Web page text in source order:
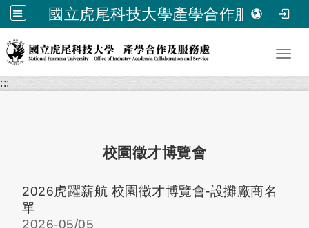
國立虎尾科技大學產學合作服務處
跳到主要內容
:::
校園徵才博覽會
2026虎躍薪航 校園徵才博覽會-設攤廠商名
單
2026-05/05